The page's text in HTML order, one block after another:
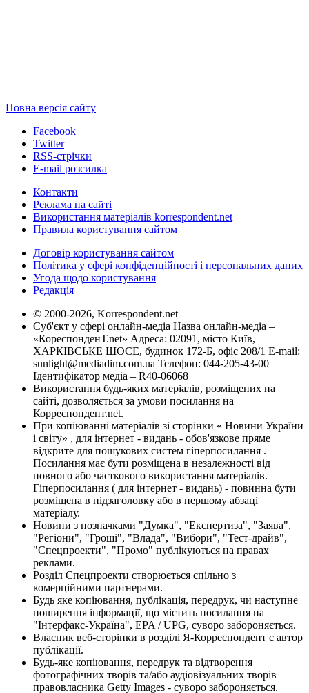
Повна версія сайту
Facebook
Twitter
RSS-стрічки
E-mail розсилка
Контакти
Реклама на сайті
Використання матеріалів korrespondent.net
Правила користування сайтом
Договір користування сайтом
Політика у сфері конфіденційності і персональних даних
Угода щодо користування
Редакція
© 2000-2026, Korrespondent.net
Суб'єкт у сфері онлайн-медіа Назва онлайн-медіа –
«КореспонденТ.net» Адреса: 02091, місто Київ,
ХАРКІВСЬКЕ ШОСЕ, будинок 172-Б, офіс 208/1 E-mail:
sunlight@mediadim.com.ua Телефон: 044-205-43-00
Ідентифікатор медіа – R40-06068
Використання будь-яких матеріалів, розміщених на
сайті, дозволяється за умови посилання на
Корреспондент.net.
При копіюванні матеріалів зі сторінки « Новини України
і світу» , для інтернет - видань - обов'язкове пряме
відкрите для пошукових систем гіперпосилання .
Посилання має бути розміщена в незалежності від
повного або часткового використання матеріалів.
Гіперпосилання ( для інтернет - видань) - повинна бути
розміщена в підзаголовку або в першому абзаці
матеріалу.
Новини з позначками "Думка", "Експертиза", "Заява",
"Регіони", "Гроші", "Влада", "Вибори", "Тест-драйв",
"Спецпроекти", "Промо" публікуються на правах
реклами.
Розділ Спецпроекти створюється спільно з
комерційними партнерами.
Будь яке копіювання, публікація, передрук, чи наступне
поширення інформації, що містить посилання на
"Інтерфакс-Україна", EPA / UPG, суворо забороняється.
Власник веб-сторінки в розділі Я-Корреспондент є автор
публікації.
Будь-яке копіювання, передрук та відтворення
фотографічних творів та/або аудіовізуальних творів
правовласника Getty Images - суворо забороняється.